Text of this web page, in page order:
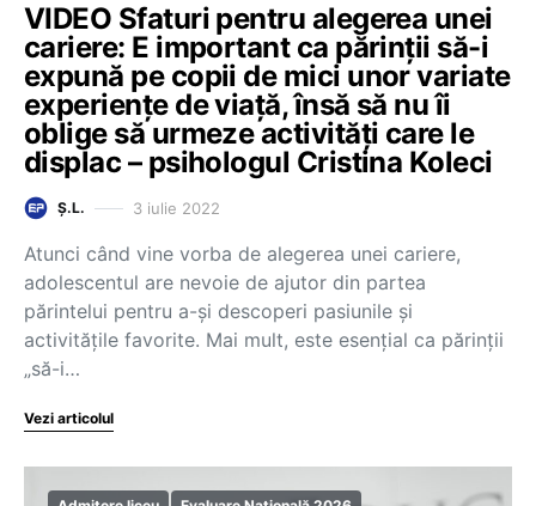
VIDEO Sfaturi pentru alegerea unei
cariere: E important ca părinții să-i
expună pe copii de mici unor variate
experiențe de viață, însă să nu îi
oblige să urmeze activități care le
displac – psihologul Cristina Koleci
Ș.L. 3 iulie 2022
Atunci când vine vorba de alegerea unei cariere,
adolescentul are nevoie de ajutor din partea
părintelui pentru a-și descoperi pasiunile și
activitățile favorite. Mai mult, este esențial ca părinții
„să-i…
Vezi articolul